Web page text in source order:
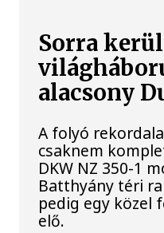
Sorra
alacsony
A folyó
csaknem
DKW NZ 350-1
Batthyány téri
pedig egy közel
elő.